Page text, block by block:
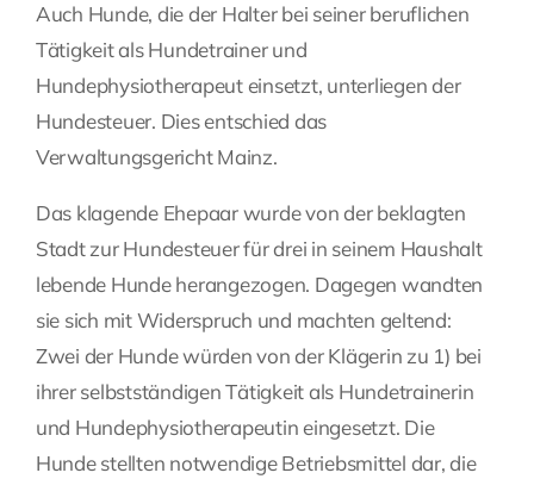
Stellenangebote
Fragen Sie Ihre Kanzlei
Auch Hunde, die der Halter bei seiner beruflichen
Tätigkeit als Hundetrainer und
Hundephysiotherapeut einsetzt, unterliegen der
Hundesteuer. Dies entschied das
Verwaltungsgericht Mainz.
Das klagende Ehepaar wurde von der beklagten
Stadt zur Hundesteuer für drei in seinem Haushalt
lebende Hunde herangezogen. Dagegen wandten
sie sich mit Widerspruch und machten geltend:
Zwei der Hunde würden von der Klägerin zu 1) bei
ihrer selbstständigen Tätigkeit als Hundetrainerin
und Hundephysiotherapeutin eingesetzt. Die
Hunde stellten notwendige Betriebsmittel dar, die